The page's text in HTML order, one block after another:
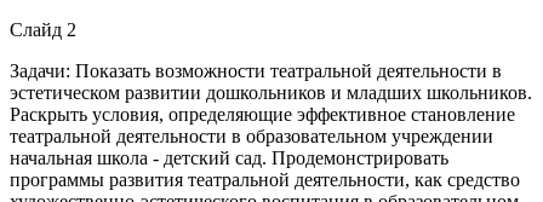
Слайд 2
Задачи: Показать возможности театральной деятельности в
эстетическом развитии дошкольников и младших школьников.
Раскрыть условия, определяющие эффективное становление
театральной деятельности в образовательном учреждении
начальная школа - детский сад. Продемонстрировать
программы развития театральной деятельности, как средство